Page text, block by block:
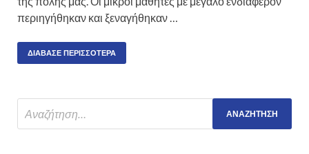
περιηγήθηκαν και ξεναγήθηκαν …
ΔΙΆΒΑΣΕ ΠΕΡΙΣΣΌΤΕΡΑ